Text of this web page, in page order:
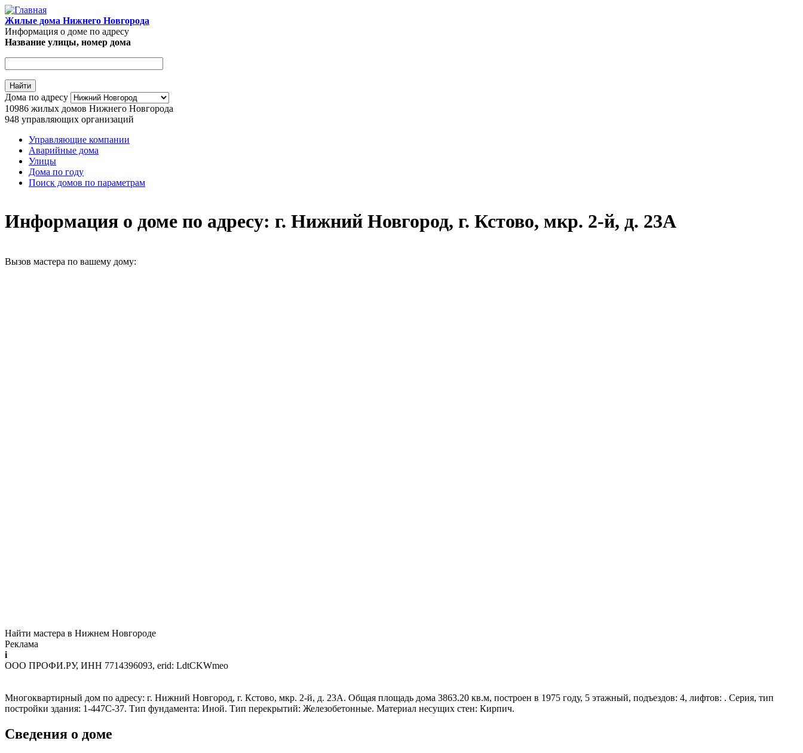
Перейти к основному содержанию
Жилые дома Нижнего Новгорода
Информация о доме по адресу
Адрес дома
Название улицы, номер дома
Дома по адресу
10986 жилых домов Нижнего Новгорода
948 управляющих организаций
Главное меню
Управляющие компании
Аварийные дома
Улицы
Дома по году
Поиск домов по параметрам
Информация о доме по адресу: г. Нижний Новгород, г. Кстово, мкр. 2-й, д. 23А
Вызов мастера по вашему дому:
Найти мастера в Нижнем Новгороде
Реклама
i
ООО ПРОФИ.РУ, ИНН 7714396093, erid: LdtCKWmeo
Многоквартирный дом по адресу: г. Нижний Новгород, г. Кстово, мкр. 2-й, д. 23А. Общая площадь дома 3863.20 кв.м, построен в 1975 году, 5 этажный, подъездов: 4, лифтов: . Серия, тип
постройки здания: 1-447C-37. Тип фундамента: Иной. Тип перекрытий: Железобетонные. Материал несущих стен: Кирпич.
Сведения о доме